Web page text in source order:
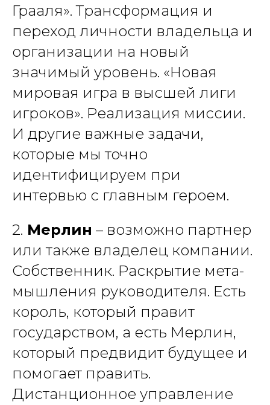
Грааля». Трансформация и
переход личности владельца и
организации на новый
значимый уровень. «Новая
мировая игра в высшей лиги
игроков». Реализация миссии.
И другие важные задачи,
которые мы точно
идентифицируем при
интервью с главным героем.
2. Мерлин – возможно партнер
или также владелец компании.
Собственник. Раскрытие мета-
мышления руководителя. Есть
король, который правит
государством, а есть Мерлин,
который предвидит будущее и
помогает править.
Дистанционное управление